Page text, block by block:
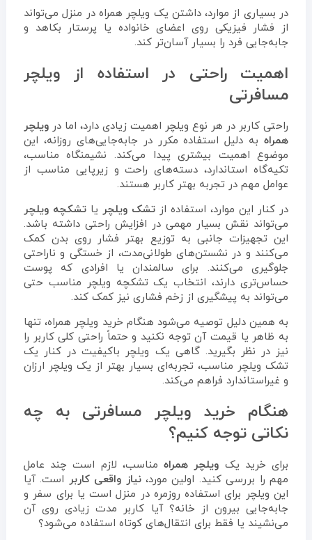
در بسیاری از موارد، داشتن یک ویلچر همراه در منزل می‌تواند
از فشار فیزیکی روی اعضای خانواده یا پرستار بکاهد و
جابه‌جایی فرد را بسیار آسان‌تر کند.
اهمیت راحتی در استفاده از ویلچر
مسافرتی
راحتی کاربر در هر نوع ویلچر اهمیت زیادی دارد، اما درویلچر
همراهبه دلیل استفاده مکرر در جابه‌جایی‌های روزانه، این
موضوع اهمیت بیشتری پیدا می‌کند. نشیمنگاه مناسب،
تکیه‌گاه استاندارد، دسته‌های راحت و زیرپایی مناسب از
عوامل مهم در تجربه بهتر کاربر هستند.
در کنار این موارد، استفاده از تشک ویلچر یاتشکچه ویلچر
می‌تواند نقش بسیار مهمی در افزایش راحتی داشته باشد.
این تجهیزات جانبی به توزیع بهتر فشار روی بدن کمک
می‌کنند و در نشستن‌های طولانی‌مدت، از خستگی و ناراحتی
جلوگیری می‌کنند. برای سالمندان یا افرادی که پوست
حساس‌تری دارند، انتخاب یک تشکچه ویلچر مناسب حتی
می‌تواند به پیشگیری از زخم فشاری نیز کمک کند.
به همین دلیل توصیه می‌شود هنگام خرید ویلچر همراه، تنها
به ظاهر یا قیمت آن توجه نکنید و حتماً راحتی کلی کاربر را
نیز در نظر بگیرید. گاهی یک ویلچر باکیفیت در کنار یک
تشک ویلچر مناسب، تجربه‌ای بسیار بهتر از یک ویلچر ارزان
و غیراستاندارد فراهم می‌کند.
هنگام خرید ویلچر مسافرتی به چه
نکاتی توجه کنیم؟
برای خرید یک ویلچر همراهمناسب، لازم است چند عامل
مهم را بررسی کنید. اولین مورد،نیاز واقعی کاربر است. آیا
این ویلچر برای استفاده روزمره در منزل است یا برای سفر و
جابه‌جایی بیرون از خانه؟ آیا کاربر مدت زیادی روی آن
می‌نشیند یا فقط برای انتقال‌های کوتاه استفاده می‌شود؟